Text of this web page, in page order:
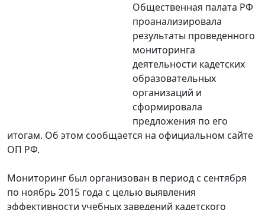
Общественная палата РФ
проанализировала
результаты проведенного
мониторинга
деятельности кадетских
образовательных
организаций и
сформировала
предложения по его
итогам. Об этом сообщается на официальном сайте
ОП РФ.
Мониторинг был организован в период с сентября
по ноябрь 2015 года с целью выявления
эффективности учебных заведений кадетского